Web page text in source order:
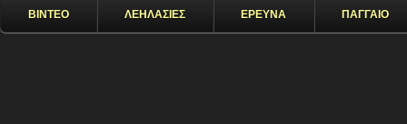
ΒΙΝΤΕΟ ΛΕΗΛΑΣΙΕΣ ΕΡΕΥΝΑ ΠΑΓΓΑΙΟ